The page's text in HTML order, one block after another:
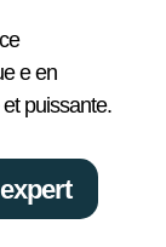
e en
puissante.